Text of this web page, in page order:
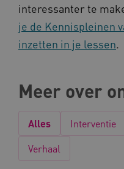
interessanter te
je de Kennispleinen
inzetten in je lessen.
Meer over
Alles Interventie
Verhaal